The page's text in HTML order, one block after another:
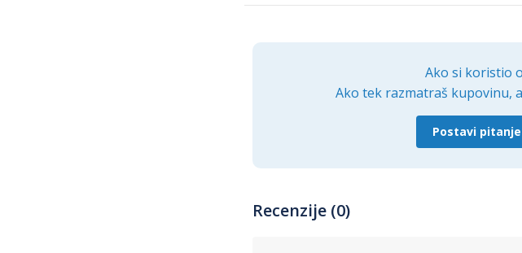
Ako si koristio
Ako tek razmatraš kupovinu,
Postavi pitanje
Recenzije (0)